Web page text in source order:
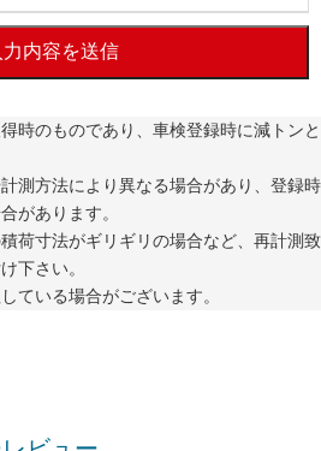
力内容を送信
時のものであり、車検登録時に減トンと
測方法により異なる場合があり、登録時
があります。
荷寸法がギリギリの場合など、再計測致
下さい。
ている場合がございます。